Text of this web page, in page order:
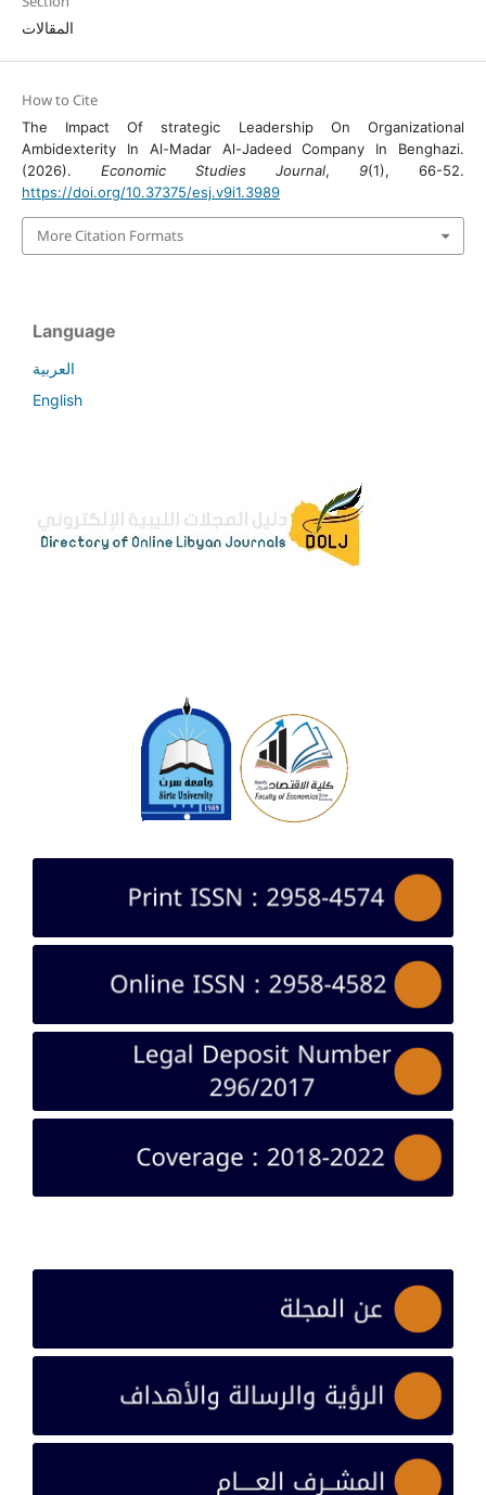
المقالات
How to Cite
The Impact Of strategic Leadership On Organizational
Ambidexterity In Al-Madar Al-Jadeed Company In Benghazi.
(2026). Economic Studies Journal, 9(1), 66-52.
https://doi.org/10.37375/esj.v9i1.3989
More Citation Formats
Language
العربية
English